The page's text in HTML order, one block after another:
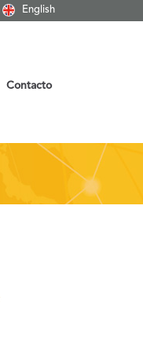
English
Contacto